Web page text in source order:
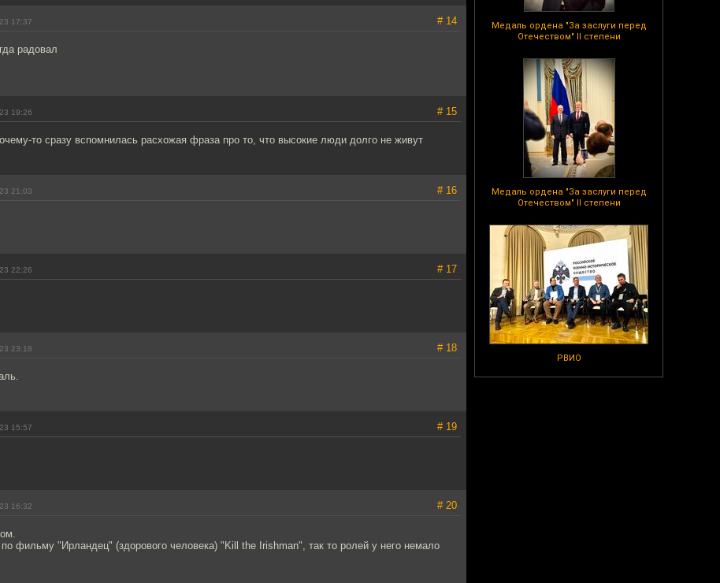
Медаль ордена "За заслуги перед
Отечеством" II степени
Медаль ордена "За заслуги перед
Отечеством" II степени
РВИО
17:37 # 14
радовал
19:26 # 15
то сразу вспомнилась расхожая фраза про то, что высокие люди долго не живут
21:03 # 16
22:26 # 17
23:18 # 18
15:57 # 19
16:32 # 20
фильму "Ирландец" (здорового человека) "Kill the Irishman", так то ролей у него немало